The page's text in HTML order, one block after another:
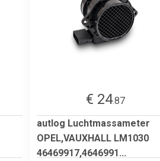
€ 24.87
autlog Luchtmassameter
OPEL,VAUXHALL LM1030
46469917,4646991...